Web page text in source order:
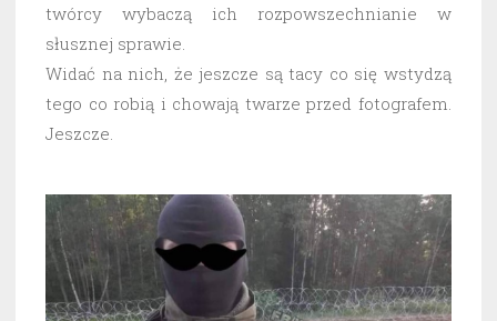
twórcy wybaczą ich rozpowszechnianie w
słusznej sprawie.
Widać na nich, że jeszcze są tacy co się wstydzą
tego co robią i chowają twarze przed fotografem.
Jeszcze.